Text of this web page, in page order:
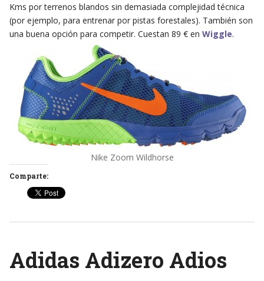
Kms por terrenos blandos sin demasiada complejidad técnica
(por ejemplo, para entrenar por pistas forestales). También son
una buena opción para competir. Cuestan 89 € en Wiggle.
Nike Zoom Wildhorse
Comparte:
Adidas Adizero Adios